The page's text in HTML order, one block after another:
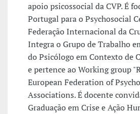
apoio psicossocial da CVP. É
Portugal para o Psychosocial
Federação Internacional da
Integra o Grupo de Trabalho
do Psicólogo em Contexto de
e pertence ao Working group
European Federation of
Associations. É docente
Graduação em Crise e Ação